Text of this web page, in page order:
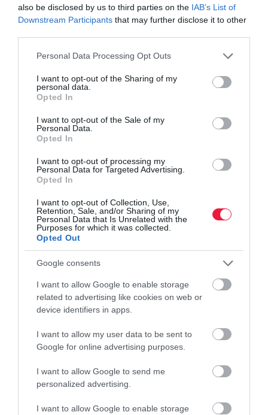
also be disclosed by us to third parties on the IAB’s List of
Downstream Participants that may further disclose it to other
Please note that this website/app uses one or more Google
not limited to your visit or usage behaviour. You may click to
grant or deny consent to Google and its third-party tags to
use your data for below specified purposes in below Google
consent section.
Personal Data Processing Opt Outs
I want to opt-out of the Sharing of my
personal data.
Opted In
I want to opt-out of the Sale of my
Personal Data.
Opted In
I want to opt-out of processing my
Personal Data for Targeted Advertising.
Opted In
I want to opt-out of Collection, Use,
Retention, Sale, and/or Sharing of my
Personal Data that Is Unrelated with the
Purposes for which it was collected.
Opted Out
Google consents
I want to allow Google to enable storage
related to advertising like cookies on web or
device identifiers in apps.
I want to allow my user data to be sent to
Google for online advertising purposes.
I want to allow Google to send me
personalized advertising.
I want to allow Google to enable storage
Mi lesz ebből? Összeállt a Microsoft és a
Facebook
A Facebook bejelentette, hogy közösségi platformjának
munkaközpontú alkalmazását, a Workplace-t integrálja a
Microsoft kommunikációs applikációjába, a Teams-be, hogy a
felhasználók könnyebben…